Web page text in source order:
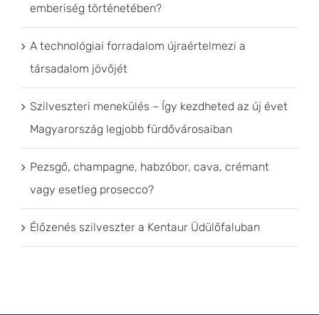
emberiség történetében?
A technológiai forradalom újraértelmezi a
társadalom jövőjét
Szilveszteri menekülés – Így kezdheted az új évet
Magyarország legjobb fürdővárosaiban
Pezsgő, champagne, habzóbor, cava, crémant
vagy esetleg prosecco?
Élőzenés szilveszter a Kentaur Üdülőfaluban